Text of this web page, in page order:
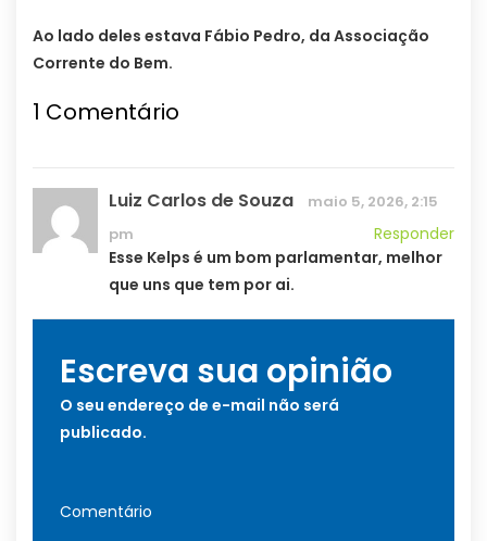
Ao lado deles estava Fábio Pedro, da Associação
Corrente do Bem.
1 Comentário
Luiz Carlos de Souza
maio 5, 2026, 2:15
pm
Responder
Esse Kelps é um bom parlamentar, melhor
que uns que tem por ai.
Escreva sua opinião
O seu endereço de e-mail não será
publicado.
Comentário